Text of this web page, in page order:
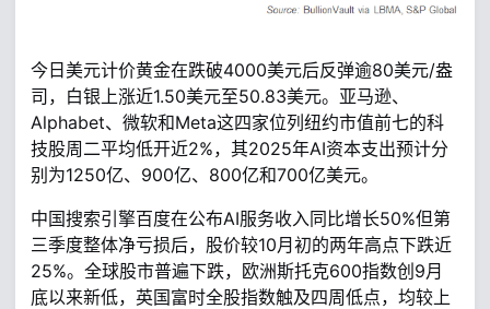
今日美元计价黄金在跌破4000美元后反弹逾80美元/盎
司，白银上涨近1.50美元至50.83美元。亚马逊、
Alphabet、微软和Meta这四家位列纽约市值前七的科
技股周二平均低开近2%，其2025年AI资本支出预计分
别为1250亿、900亿、800亿和700亿美元。
中国搜索引擎百度在公布AI服务收入同比增长50%但第
三季度整体净亏损后，股价较10月初的两年高点下跌近
25%。全球股市普遍下跌，欧洲斯托克600指数创9月
底以来新低，英国富时全股指数触及四周低点，均较上